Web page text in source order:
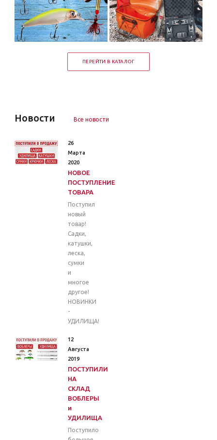
ПЕРЕЙТИ В КАТАЛОГ
Новости Все новости
26
Марта
2020
НОВОЕ
ПОСТУПЛЕНИЕ
ТОВАРА
Поступил
новый
товар!
Садки,
катушки,
леска,
сумки
и
многое
другое!
НОВИНКИ
-
УДИЛИЩА!
12
Августа
2019
ПОСТУПИЛИ
НА
СКЛАД
ВОБЛЕРЫ
и
УДИЛИЩА
Поступило